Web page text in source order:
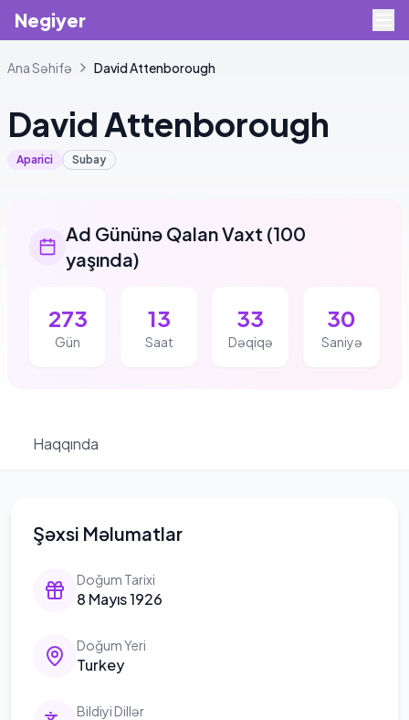
Negiyer
Ana Səhifə DavidAttenborough
DavidAttenborough
Aparici Subay
Ad Gününə Qalan Vaxt (100
yaşında)
273
Gün
13
Saat
33
Dəqiqə
29
Saniyə
Haqqında
Şəxsi Məlumatlar
Doğum Tarixi
8 Mayıs 1926
Doğum Yeri
Turkey
Bildiyi Dillər